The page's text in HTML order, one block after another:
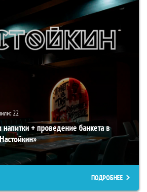
22
+ проведение банкета в
ПОДРОБНЕЕ